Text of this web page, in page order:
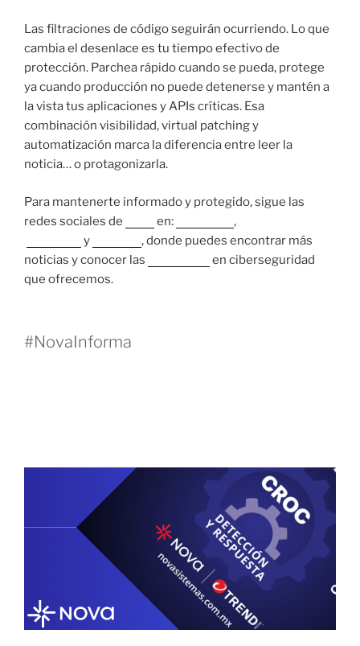
Las filtraciones de código seguirán ocurriendo. Lo que
cambia el desenlace es tu tiempo efectivo de
protección. Parchea rápido cuando se pueda, protege
ya cuando producción no puede detenerse y mantén a
la vista tus aplicaciones y APIs críticas. Esa
combinación visibilidad, virtual patching y
automatización marca la diferencia entre leer la
noticia… o protagonizarla.
Para mantenerte informado y protegido, sigue las
redes sociales de
en:
,
y
, donde puedes encontrar más
noticias y conocer las
en ciberseguridad
que ofrecemos.
#NovaInforma